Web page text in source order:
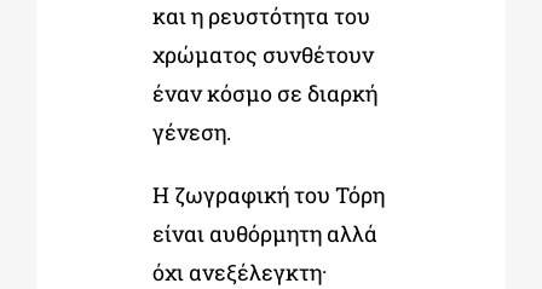
και η ρευστότητα του
χρώματος συνθέτουν
έναν κόσμο σε διαρκή
γένεση.
Η ζωγραφική του Τόρη
είναι αυθόρμητη αλλά
όχι ανεξέλεγκτη·